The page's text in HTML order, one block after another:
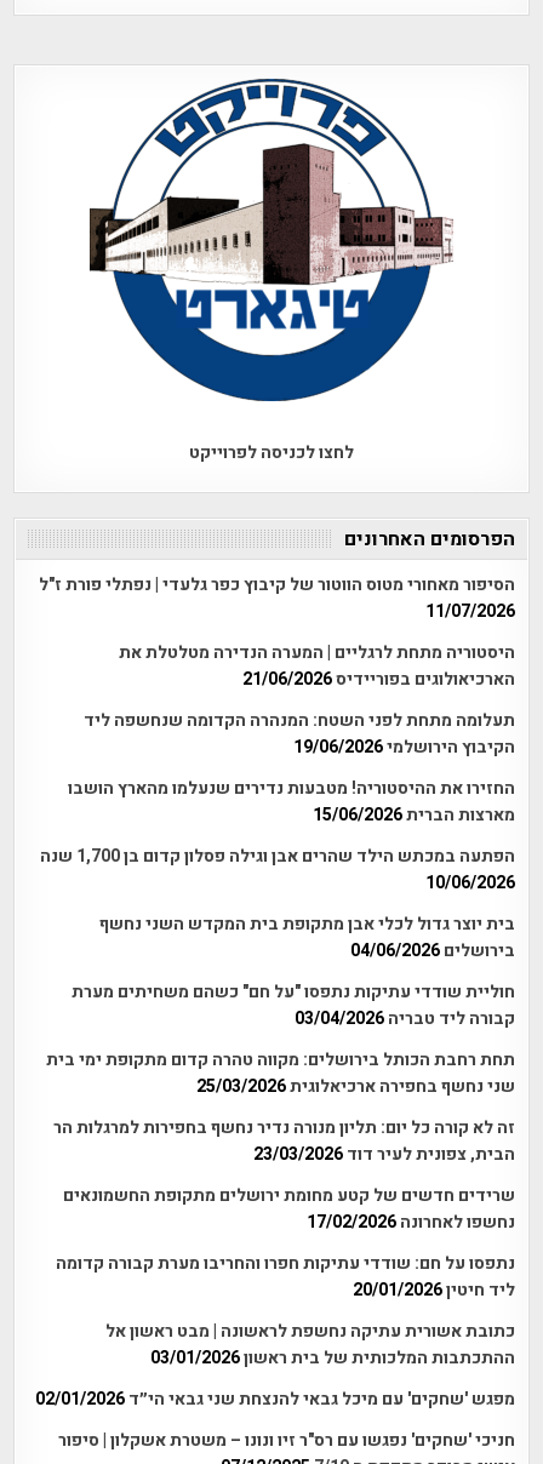
לחצו לכניסה לפרוייקט
הפרסומים האחרונים
הסיפור מאחורי מטוס הווטור של קיבוץ כפר גלעדי | נפתלי פורת ז"ל
11/07/2026
היסטוריה מתחת לרגליים | המערה הנדירה מטלטלת את
הארכיאולוגים בפוריידיס21/06/2026
תעלומה מתחת לפני השטח: המנהרה הקדומה שנחשפה ליד
הקיבוץ הירושלמי19/06/2026
החזירו את ההיסטוריה! מטבעות נדירים שנעלמו מהארץ הושבו
מארצות הברית15/06/2026
הפתעה במכתש הילד שהרים אבן וגילה פסלון קדום בן 1,700 שנה
10/06/2026
בית יוצר גדול לכלי אבן מתקופת בית המקדש השני נחשף
בירושלים 04/06/2026
חוליית שודדי עתיקות נתפסו "על חם" כשהם משחיתים מערת
קבורה ליד טבריה 03/04/2026
תחת רחבת הכותל בירושלים: מקווה טהרה קדום מתקופת ימי בית
שני נחשף בחפירה ארכיאלוגית25/03/2026
זה לא קורה כל יום: תליון מנורה נדיר נחשף בחפירות למרגלות הר
הבית, צפונית לעיר דוד 23/03/2026
שרידים חדשים של קטע מחומת ירושלים מתקופת החשמונאים
נחשפו לאחרונה 17/02/2026
נתפסו על חם: שודדי עתיקות חפרו והחריבו מערת קבורה קדומה
ליד חיטין20/01/2026
כתובת אשורית עתיקה נחשפת לראשונה | מבט ראשון אל
ההתכתבות המלכותית של בית ראשון03/01/2026
מפגש 'שחקים' עם מיכל גבאי להנצחת שני גבאי הי״ד 02/01/2026
חניכי 'שחקים' נפגשו עם רס"ר זיו ונונו – משטרת אשקלון | סיפור